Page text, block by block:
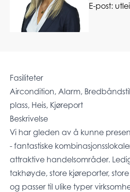
E-post:
Fasiliteter
Aircondition, Alarm,
plass, Heis, Kjøreport
Beskrivelse
Vi har gleden av å kunne
- fantastiske
attraktive handelsområder.
takhøyde, store kjøreporter,
og passer til ulike typer